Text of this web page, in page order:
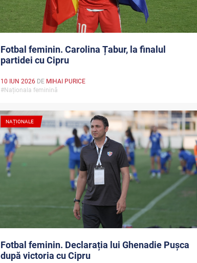
Fotbal feminin. Carolina Țabur, la finalul
partidei cu Cipru
10 IUN 2026DE MIHAI PURICE
#Naționala feminină
NAȚIONALE
Fotbal feminin. Declarația lui Ghenadie Pușca
după victoria cu Cipru